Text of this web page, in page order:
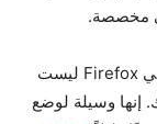
مخصصة.
وقالت موزيلا في بيان لها: “الملفات الشخصية في Firefox ليست
إنها وسيلة لوضع